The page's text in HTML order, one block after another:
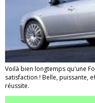
Voilà bien longtemps qu'une
satisfaction ! Belle, puissante,
réussite.